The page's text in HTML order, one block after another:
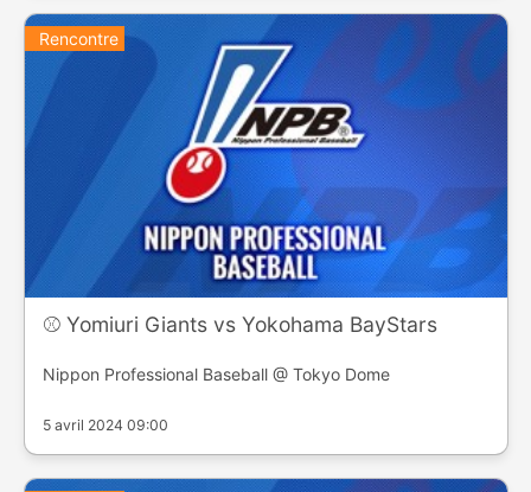
Rencontre
⚾️ Yomiuri Giants vs Yokohama BayStars
Nippon Professional Baseball @ Tokyo Dome
5 avril 2024 09:00